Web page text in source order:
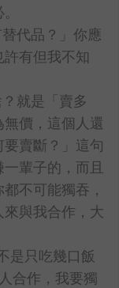
代品？」你應
有但我不知
就是「賣多
價，這個人還
賣斷？」這句
輩子的，而且
不可能獨吞，
與我合作，大
是只吃幾口飯
合作，我要獨